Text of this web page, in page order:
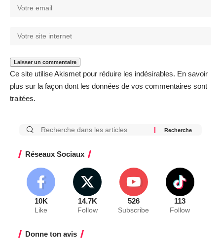
Ce site utilise Akismet pour réduire les indésirables. En savoir
plus sur la façon dont les données de vos commentaires sont
traitées.
Réseaux Sociaux
10K
Like
14.7K
Follow
526
Subscribe
113
Follow
Donne ton avis